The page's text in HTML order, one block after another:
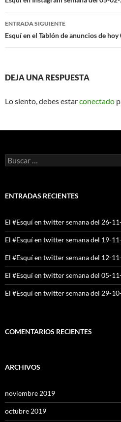
entradas
ENTRADA SIGUIENTE
Esquí en el Tablón de anuncios de
DEJA UNA RESPUESTA
Lo siento, debes estarconectado
Buscar:
ENTRADAS RECIENTES
El #Esquí en twitter semana del 26-
El #Esquí en twitter semana del 19-
El #Esquí en twitter semana del 12-
El #Esquí en twitter semana del 05-
El #Esquí en twitter semana del 29-
COMENTARIOS RECIENTES
ARCHIVOS
noviembre 2019
octubre 2019